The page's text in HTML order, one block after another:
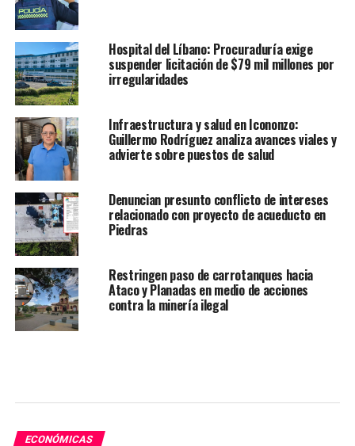
Hospital del Líbano: Procuraduría exige
suspender licitación de $79 mil millones por
irregularidades
Infraestructura y salud en Icononzo:
Guillermo Rodríguez analiza avances viales y
advierte sobre puestos de salud
Denuncian presunto conflicto de intereses
relacionado con proyecto de acueducto en
Piedras
Restringen paso de carrotanques hacia
Ataco y Planadas en medio de acciones
contra la minería ilegal
ECONÓMICAS